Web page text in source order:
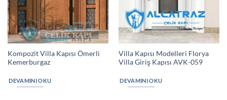
Kompozit Villa Kapısı Ömerli
Kemerburgaz
DEVAMINI OKU
Villa Kapısı Modelleri Florya
Villa Giriş Kapısı AVK-059
DEVAMINI OKU